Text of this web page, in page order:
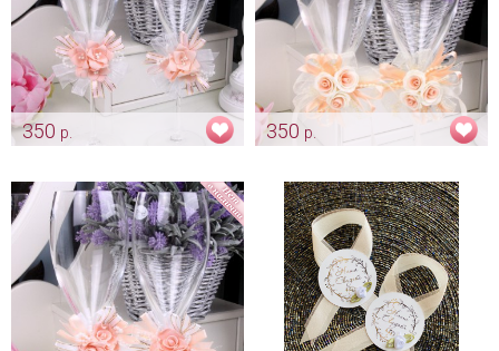
350 р.
350 р.